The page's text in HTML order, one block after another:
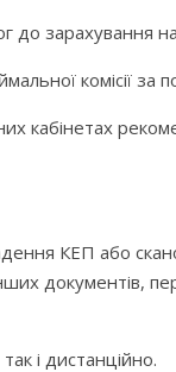
до зарахування
комісії за
кабінетах
КЕП або
документів,
і дистанційно.